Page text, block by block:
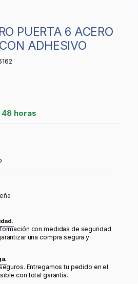
ADHESIVO
48 horas
con medidas de seguridad
una compra segura y
Entregamos tu pedido en el
con total garantía.